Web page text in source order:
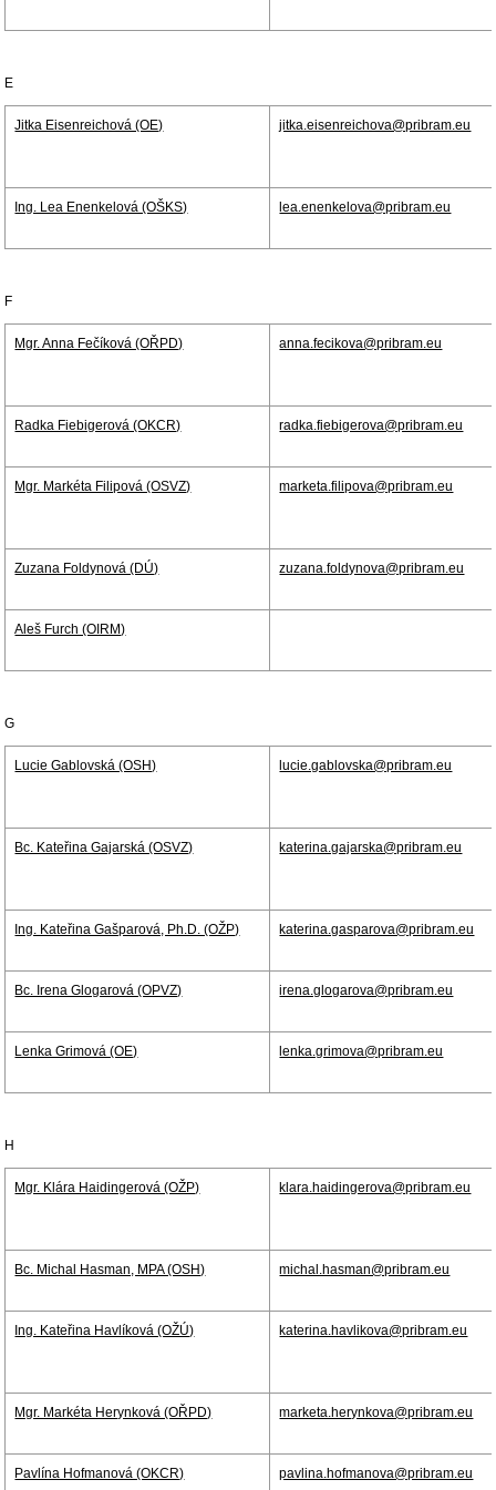
E
Jitka Eisenreichová (OE) jitka.eisenreichova@pribram.eu
Ing. Lea Enenkelová (OŠKS) lea.enenkelova@pribram.eu
F
Mgr. Anna Fečíková (OŘPD) anna.fecikova@pribram.eu
Radka Fiebigerová (OKCR) radka.fiebigerova@pribram.eu
Mgr. Markéta Filipová (OSVZ) marketa.filipova@pribram.eu
Zuzana Foldynová (DÚ) zuzana.foldynova@pribram.eu
Aleš Furch (OIRM)
G
Lucie Gablovská (OSH) lucie.gablovska@pribram.eu
Bc. Kateřina Gajarská (OSVZ) katerina.gajarska@pribram.eu
Ing. Kateřina Gašparová, Ph.D. (OŽP) katerina.gasparova@pribram.eu
Bc. Irena Glogarová (OPVZ) irena.glogarova@pribram.eu
Lenka Grimová (OE) lenka.grimova@pribram.eu
H
Mgr. Klára Haidingerová (OŽP) klara.haidingerova@pribram.eu
Bc. Michal Hasman, MPA (OSH) michal.hasman@pribram.eu
Ing. Kateřina Havlíková (OŽÚ) katerina.havlikova@pribram.eu
Mgr. Markéta Herynková (OŘPD) marketa.herynkova@pribram.eu
Pavlína Hofmanová (OKCR) pavlina.hofmanova@pribram.eu